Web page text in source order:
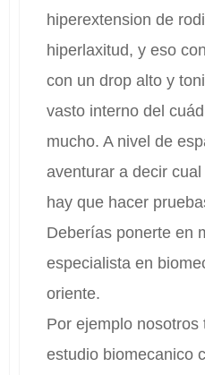
hiperextension de
hiperlaxitud, y eso
con un drop alto y
vasto interno del
mucho. A nivel de
aventurar a decir
hay que hacer
Deberías ponerte en
especialista en
oriente.
Por ejemplo nosotros
estudio biomecanico